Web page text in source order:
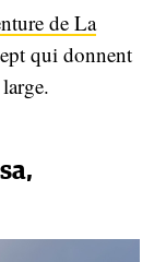
de La
qui donnent